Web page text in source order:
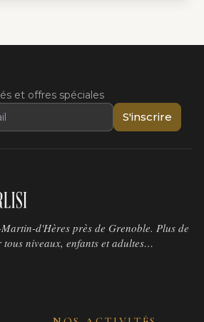
et offres spéciales
S'inscrire
d'Hères près de Grenoble. Plus de
tous niveaux, enfants et adultes…